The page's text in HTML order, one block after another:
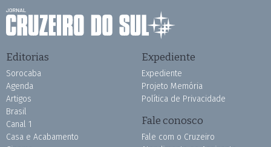
Editorias
Sorocaba
Agenda
Artigos
Brasil
Canal 1
Casa e Acabamento
Expediente
Expediente
Projeto Memória
Política de Privacidade
Fale conosco
Fale com o Cruzeiro